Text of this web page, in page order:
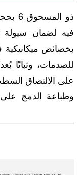
فيه لضمان سيولة
بخصائص ميكانيكية
للصدمات، وثباتًا
على الالتصاق
وطباعة الدمج